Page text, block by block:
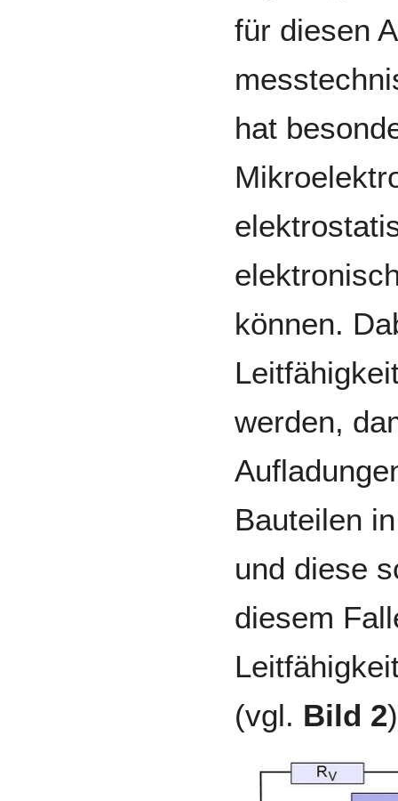
für diesen
hat
können.
werden,
Bauteilen
und diese
diesem
(vgl. Bild 2